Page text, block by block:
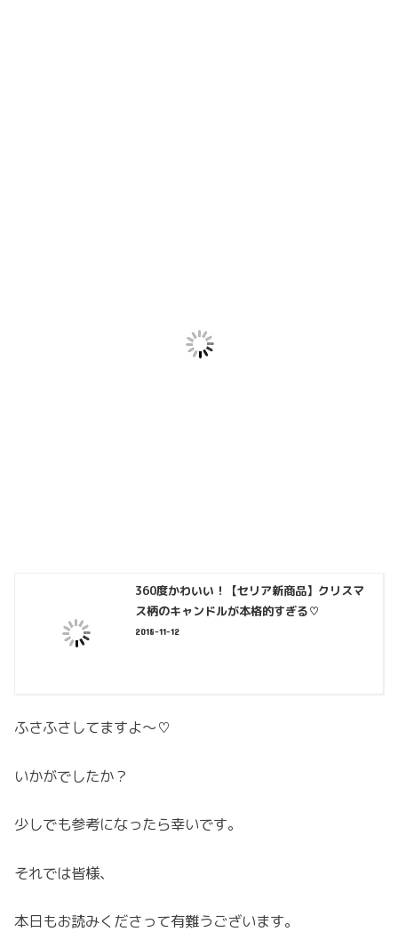
360度かわいい！【セリア新商品】クリスマ
ス柄のキャンドルが本格的すぎる♡
2018-11-12
ふさふさしてますよ～♡
いかがでしたか？
少しでも参考になったら幸いです。
それでは皆様、
本日もお読みくださって有難うございます。